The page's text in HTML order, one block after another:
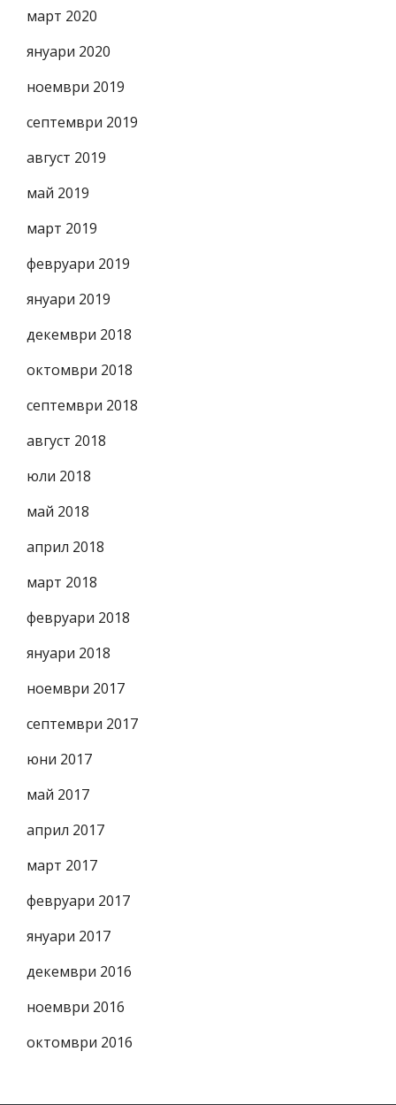
март 2020
януари 2020
ноември 2019
септември 2019
август 2019
май 2019
март 2019
февруари 2019
януари 2019
декември 2018
октомври 2018
септември 2018
август 2018
юли 2018
май 2018
април 2018
март 2018
февруари 2018
януари 2018
ноември 2017
септември 2017
юни 2017
май 2017
април 2017
март 2017
февруари 2017
януари 2017
декември 2016
ноември 2016
октомври 2016